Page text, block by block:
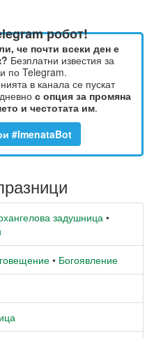
робот!
че почти всеки ден е
Безплатни известия за
по Telegram.
в канала се пускат
с опция за промяна
и честотата им.
#ImenataBot
задушница •
• Богоявление